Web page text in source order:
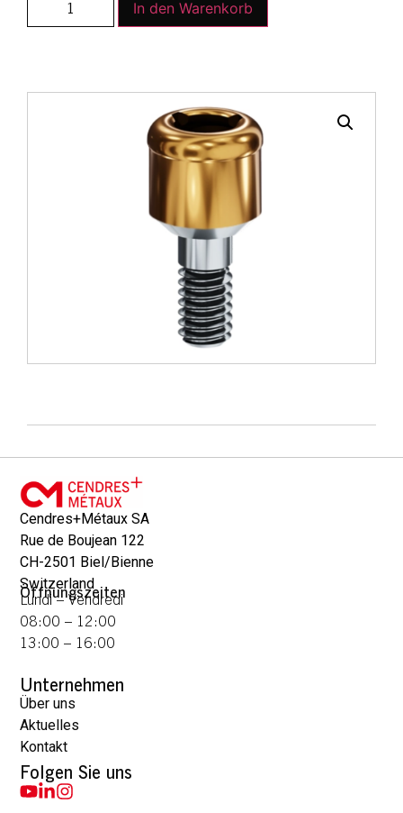
In den Warenkorb
Cendres+Métaux SA
Rue de Boujean 122
CH-2501 Biel/Bienne
Switzerland
Öffnungszeiten
Lundi – Vendredi
08:00 – 12:00
13:00 – 16:00
Unternehmen
Über uns
Aktuelles
Kontakt
Folgen Sie uns